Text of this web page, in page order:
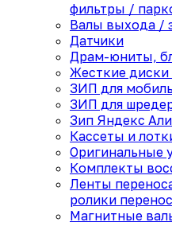
фильтры /
Валы выхода /
Датчики
Драм-юниты,
Жесткие
ЗИП для
ЗИП для
Зип Яндекс
Кассеты и
Оригинальные
Комплекты
Ленты
ролики
Магнитные